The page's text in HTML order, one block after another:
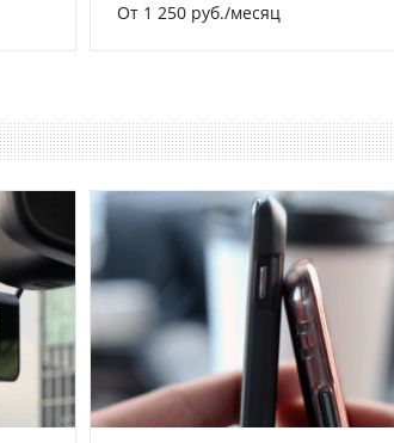
От 1 250 руб./месяц